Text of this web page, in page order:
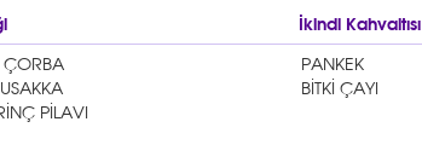
İkindi Kahvaltısı